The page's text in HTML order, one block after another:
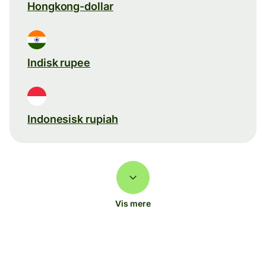
Hongkong-dollar
Indisk rupee
Indonesisk rupiah
Vis mere